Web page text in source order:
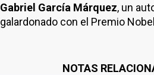
Gabriel García Márquez, un
galardonado con el Premio
NOTAS